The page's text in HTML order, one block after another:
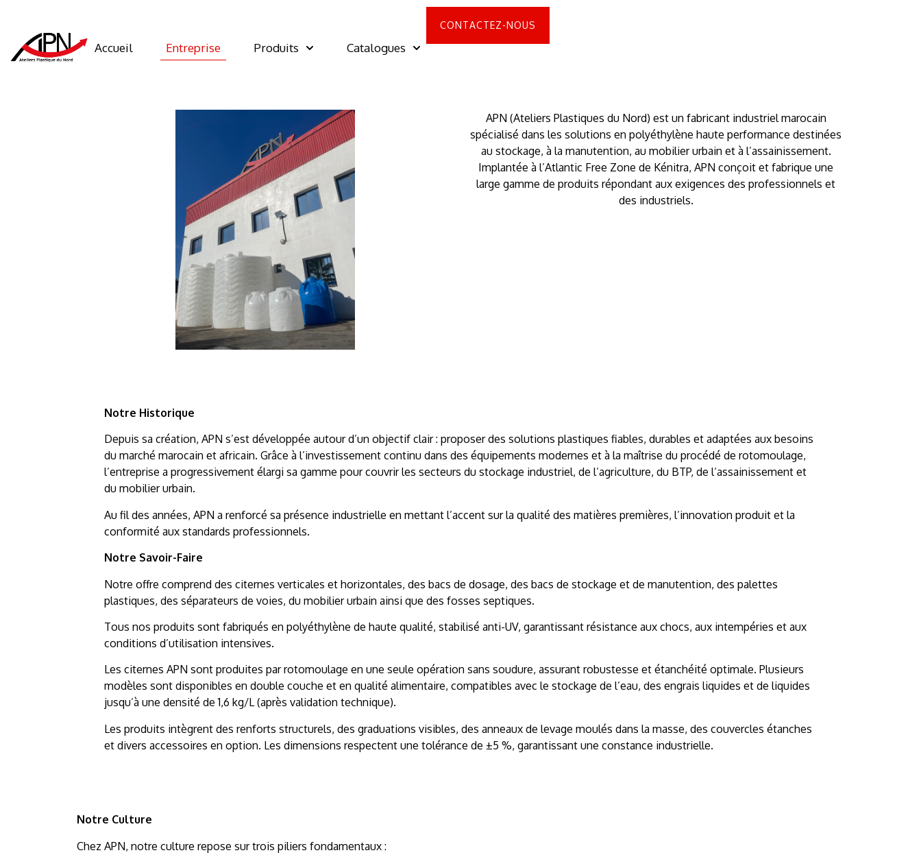
Accueil Entreprise Produits Catalogues
CONTACTEZ-NOUS
APN (Ateliers Plastiques du Nord) est un fabricant industriel marocain
spécialisé dans les solutions en polyéthylène haute performance destinées
au stockage, à la manutention, au mobilier urbain et à l’assainissement.
Implantée à l’Atlantic Free Zone de Kénitra, APN conçoit et fabrique une
large gamme de produits répondant aux exigences des professionnels et
des industriels.
Notre Historique
Depuis sa création, APN s’est développée autour d’un objectif clair : proposer des solutions plastiques fiables, durables et adaptées aux besoins
du marché marocain et africain. Grâce à l’investissement continu dans des équipements modernes et à la maîtrise du procédé de rotomoulage,
l’entreprise a progressivement élargi sa gamme pour couvrir les secteurs du stockage industriel, de l’agriculture, du BTP, de l’assainissement et
du mobilier urbain.
Au fil des années, APN a renforcé sa présence industrielle en mettant l’accent sur la qualité des matières premières, l’innovation produit et la
conformité aux standards professionnels.
Notre Savoir-Faire
Notre offre comprend des citernes verticales et horizontales, des bacs de dosage, des bacs de stockage et de manutention, des palettes
plastiques, des séparateurs de voies, du mobilier urbain ainsi que des fosses septiques.
Tous nos produits sont fabriqués en polyéthylène de haute qualité, stabilisé anti-UV, garantissant résistance aux chocs, aux intempéries et aux
conditions d’utilisation intensives.
Les citernes APN sont produites par rotomoulage en une seule opération sans soudure, assurant robustesse et étanchéité optimale. Plusieurs
modèles sont disponibles en double couche et en qualité alimentaire, compatibles avec le stockage de l’eau, des engrais liquides et de liquides
jusqu’à une densité de 1,6 kg/L (après validation technique).
Les produits intègrent des renforts structurels, des graduations visibles, des anneaux de levage moulés dans la masse, des couvercles étanches
et divers accessoires en option. Les dimensions respectent une tolérance de ±5 %, garantissant une constance industrielle.
Notre Culture
Chez APN, notre culture repose sur trois piliers fondamentaux :